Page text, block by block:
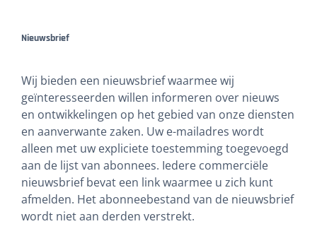
Nieuwsbrief
Wij bieden een nieuwsbrief waarmee wij
geïnteresseerden willen informeren over nieuws
en ontwikkelingen op het gebied van onze diensten
en aanverwante zaken. Uw e-mailadres wordt
alleen met uw expliciete toestemming toegevoegd
aan de lijst van abonnees. Iedere commerciële
nieuwsbrief bevat een link waarmee u zich kunt
afmelden. Het abonneebestand van de nieuwsbrief
wordt niet aan derden verstrekt.